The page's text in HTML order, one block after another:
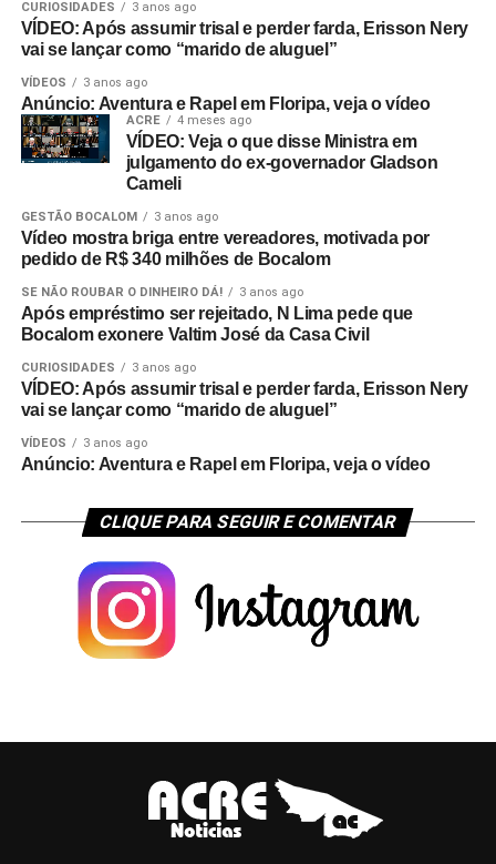
CURIOSIDADES 3 anos ago
VÍDEO: Após assumir trisal e perder farda, Erisson Nery
vai se lançar como “marido de aluguel”
VÍDEOS 3 anos ago
Anúncio: Aventura e Rapel em Floripa, veja o vídeo
ACRE 4 meses ago
VÍDEO: Veja o que disse Ministra em
julgamento do ex-governador Gladson
Cameli
GESTÃO BOCALOM 3 anos ago
Vídeo mostra briga entre vereadores, motivada por
pedido de R$ 340 milhões de Bocalom
SE NÃO ROUBAR O DINHEIRO DÁ! 3 anos ago
Após empréstimo ser rejeitado, N Lima pede que
Bocalom exonere Valtim José da Casa Civil
CURIOSIDADES 3 anos ago
VÍDEO: Após assumir trisal e perder farda, Erisson Nery
vai se lançar como “marido de aluguel”
VÍDEOS 3 anos ago
Anúncio: Aventura e Rapel em Floripa, veja o vídeo
CLIQUE PARA SEGUIR E COMENTAR